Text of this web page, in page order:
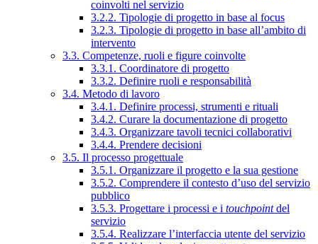
coinvolti nel servizio
3.2.2. Tipologie di progetto in base al focus
3.2.3. Tipologie di progetto in base all’ambito di
intervento
3.3. Competenze, ruoli e figure coinvolte
3.3.1. Coordinatore di progetto
3.3.2. Definire ruoli e responsabilità
3.4. Metodo di lavoro
3.4.1. Definire processi, strumenti e rituali
3.4.2. Curare la documentazione di progetto
3.4.3. Organizzare tavoli tecnici collaborativi
3.4.4. Prendere decisioni
3.5. Il processo progettuale
3.5.1. Organizzare il progetto e la sua gestione
3.5.2. Comprendere il contesto d’uso del servizio
pubblico
3.5.3. Progettare i processi e i touchpointdel
servizio
3.5.4. Realizzare l’interfaccia utente del servizio